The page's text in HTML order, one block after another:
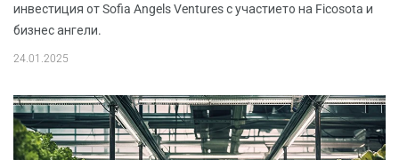
инвестиция от Sofia Angels Ventures с участието на Ficosota и
бизнес ангели.
24.01.2025